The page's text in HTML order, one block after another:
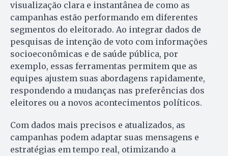
visualização clara e instantânea de como as
campanhas estão performando em diferentes
segmentos do eleitorado. Ao integrar dados de
pesquisas de intenção de voto com informações
socioeconômicas e de saúde pública, por
exemplo, essas ferramentas permitem que as
equipes ajustem suas abordagens rapidamente,
respondendo a mudanças nas preferências dos
eleitores ou a novos acontecimentos políticos.
Com dados mais precisos e atualizados, as
campanhas podem adaptar suas mensagens e
estratégias em tempo real, otimizando a